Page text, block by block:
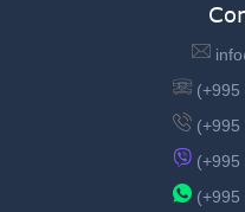
(+995